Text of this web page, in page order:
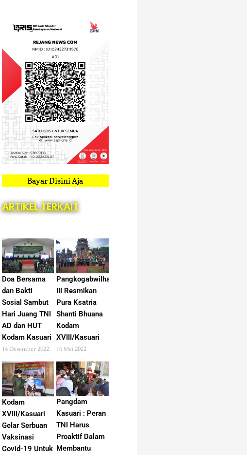
Bayar Disini Aja
ARTIKEL TERKAIT
Doa Bersama
dan Bakti
Sosial Sambut
Hari Juang TNI
AD dan HUT
Kodam Kasuari
14 Desember 2022
Pangkogabwilhan
III Resmikan
Pura Ksatria
Shanti Bhuana
Kodam
XVIII/Kasuari
16 Mei 2022
Kodam
XVIII/Kasuari
Gelar Serbuan
Vaksinasi
Covid-19 Untuk
Pangdam
Kasuari : Peran
TNI Harus
Proaktif Dalam
Membantu